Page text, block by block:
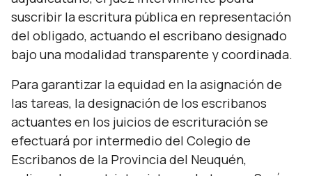
suscribir la escritura pública en representación
del obligado, actuando el escribano designado
bajo una modalidad transparente y coordinada.
Para garantizar la equidad en la asignación de
las tareas, la designación de los escribanos
actuantes en los juicios de escrituración se
efectuará por intermedio del Colegio de
Escribanos de la Provincia del Neuquén,